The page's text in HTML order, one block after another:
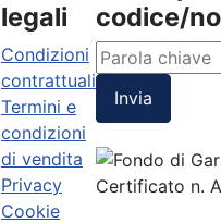
legali
Condizioni
contrattuali
Termini e
condizioni
di vendita
Privacy
Cookie
codice/
Invia
Certificato n.